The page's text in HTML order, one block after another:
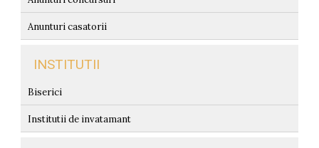
Anunturi casatorii
INSTITUTII
Biserici
Institutii de invatamant